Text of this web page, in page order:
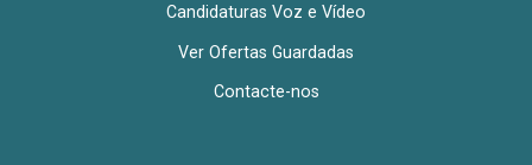
Candidaturas Voz e Vídeo
Ver Ofertas Guardadas
Contacte-nos